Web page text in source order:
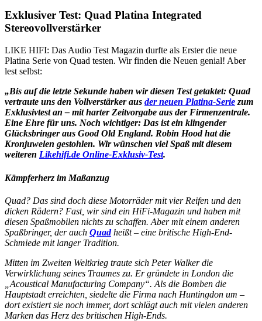
Exklusiver Test: Quad Platina Integrated
Stereovollverstärker
LIKE HIFI: Das Audio Test Magazin durfte als Erster die neue
Platina Serie von Quad testen. Wir finden die Neuen genial! Aber
lest selbst:
„Bis auf die letzte Sekunde haben wir diesen Test getaktet: Quad
vertraute uns den Vollverstärker aus der neuen Platina-Seriezum
Exklusivtest an – mit harter Zeitvorgabe aus der Firmenzentrale.
Eine Ehre für uns. Noch wichtiger: Das ist ein klingender
Glücksbringer aus Good Old England. Robin Hood hat die
Kronjuwelen gestohlen. Wir wünschen viel Spaß mit diesem
weiteren Likehifi.de Online-Exklusiv-Test.
Kämpferherz im Maßanzug
Quad? Das sind doch diese Motorräder mit vier Reifen und den
dicken Rädern? Fast, wir sind ein HiFi-Magazin und haben mit
diesen Spaßmobilen nichts zu schaffen. Aber mit einem anderen
Spaßbringer, der auch Quadheißt – eine britische High-End-
Schmiede mit langer Tradition.
Mitten im Zweiten Weltkrieg traute sich Peter Walker die
Verwirklichung seines Traumes zu. Er gründete in London die
„Acoustical Manufacturing Company“. Als die Bomben die
Hauptstadt erreichten, siedelte die Firma nach Huntingdon um –
dort existiert sie noch immer, dort schlägt auch mit vielen anderen
Marken das Herz des britischen High-Ends.